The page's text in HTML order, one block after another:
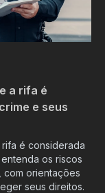
a rifa é
e seus
é considerada
os riscos
com orientações
seus direitos.